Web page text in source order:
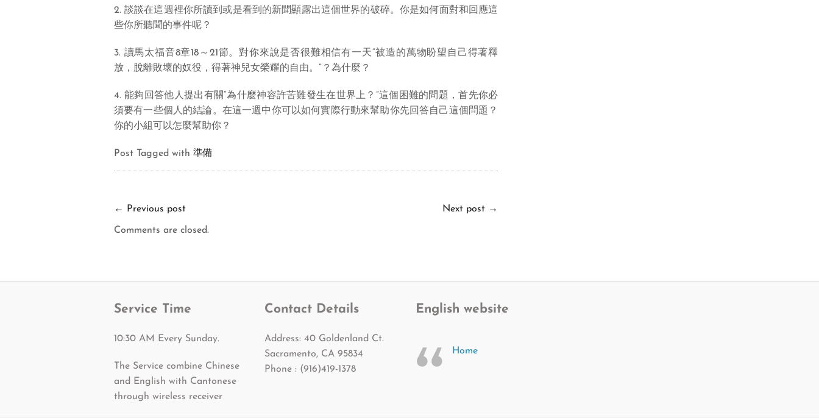
2. 談談在這週裡你所讀到或是看到的新聞顯露出這個世界的破碎。你是如何面對和回應這
些你所聽聞的事件呢？
3. 讀馬太福音8章18～21節。對你來說是否很難相信有一天“被造的萬物盼望自己得著釋
放，脫離敗壞的奴役，得著神兒女榮耀的自由。”？為什麼？
4. 能夠回答他人提出有關“為什麼神容許苦難發生在世界上？”這個困難的問題，首先你必
須要有一些個人的結論。在這一週中你可以如何實際行動來幫助你先回答自己這個問題？
你的小組可以怎麼幫助你？
Post Tagged with 準備
← Previous post Next post →
Comments are closed.
Service Time
10:30 AM Every Sunday.
The Service combine Chinese
and English with Cantonese
through wireless receiver
Contact Details
Address: 40 Goldenland Ct.
Sacramento, CA 95834
Phone : (916)419-1378
English website
Home